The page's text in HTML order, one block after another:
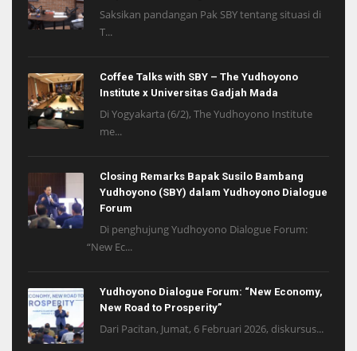
Saksikan pandangan Pak SBY tentang situasi di
T...
Coffee Talks with SBY – The Yudhoyono
Institute x Universitas Gadjah Mada
Di Yogyakarta (6/2), The Yudhoyono Institute
me...
Closing Remarks Bapak Susilo Bambang
Yudhoyono (SBY) dalam Yudhoyono Dialogue
Forum
Di penghujung Yudhoyono Dialogue Forum:
“New Ec...
Yudhoyono Dialogue Forum: “New Economy,
New Road to Prosperity”
Dari Pacitan, Jumat, 6 Februari 2026, diskursus...